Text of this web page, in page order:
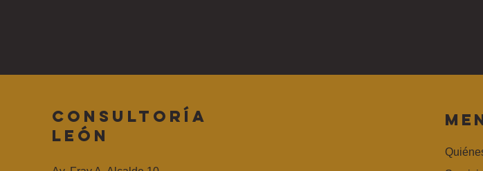
CONSULTORÍA
LEÓN